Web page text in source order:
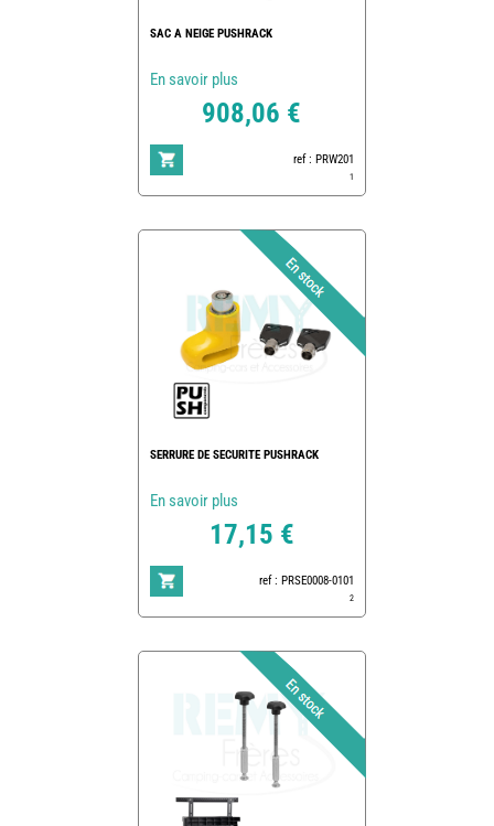
SAC A NEIGE PUSHRACK
En savoir plus
908,06 €
ref : PRW201
1
SERRURE DE SECURITE PUSHRACK
En savoir plus
17,15 €
ref : PRSE0008-0101
2